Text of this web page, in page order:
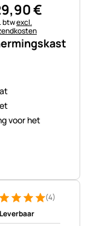
voor het
,90€
btwexcl.
5 van 5 (4
(4)
Leverbaar